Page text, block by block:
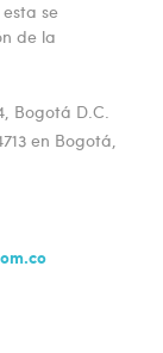
se
de la
Bogotá D.C.
en Bogotá,